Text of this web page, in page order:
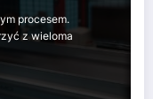
procesem.
z wieloma